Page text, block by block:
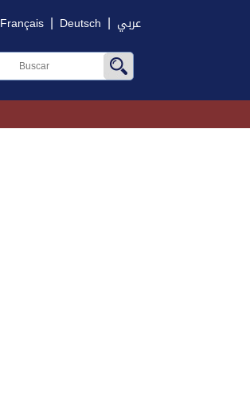
Français | Deutsch | عربي